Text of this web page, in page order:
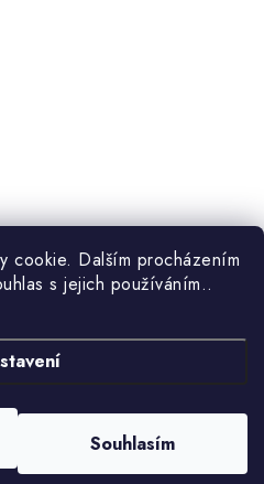
cookie. Dalším procházením
s jejich používáním..
Souhlasím